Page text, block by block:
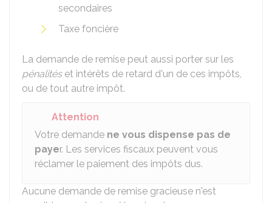
secondaires
Taxe foncière
La demande de remise peut aussi porter sur les
pénalitéset intérêts de retard d'un de ces impôts,
ou de tout autre impôt.
Attention
Votre demande ne vous dispense pas de
payer. Les services fiscaux peuvent vous
réclamer le paiement des impôts dus.
Aucune demande de remise gracieuse n'est